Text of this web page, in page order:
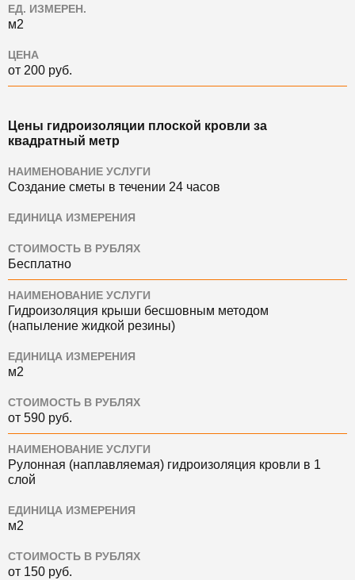
ЕД. ИЗМЕРЕН.
м2
ЦЕНА
от 200 руб.
Цены гидроизоляции плоской кровли за
квадратный метр
НАИМЕНОВАНИЕ УСЛУГИ
Создание сметы в течении 24 часов
ЕДИНИЦА ИЗМЕРЕНИЯ
СТОИМОСТЬ В РУБЛЯХ
Бесплатно
НАИМЕНОВАНИЕ УСЛУГИ
Гидроизоляция крыши бесшовным методом
(напыление жидкой резины)
ЕДИНИЦА ИЗМЕРЕНИЯ
м2
СТОИМОСТЬ В РУБЛЯХ
от 590 руб.
НАИМЕНОВАНИЕ УСЛУГИ
Рулонная (наплавляемая) гидроизоляция кровли в 1
слой
ЕДИНИЦА ИЗМЕРЕНИЯ
м2
СТОИМОСТЬ В РУБЛЯХ
от 150 руб.